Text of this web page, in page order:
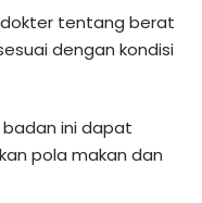
tentang berat
dengan kondisi
ini dapat
pola makan dan